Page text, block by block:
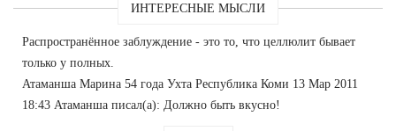
ИНТЕРЕСНЫЕ МЫСЛИ
Распространённое заблуждение - это то, что целлюлит бывает
только у полных.
Атаманша Марина 54 года Ухта Республика Коми 13 Мар 2011
18:43 Атаманша писал(а): Должно быть вкусно!